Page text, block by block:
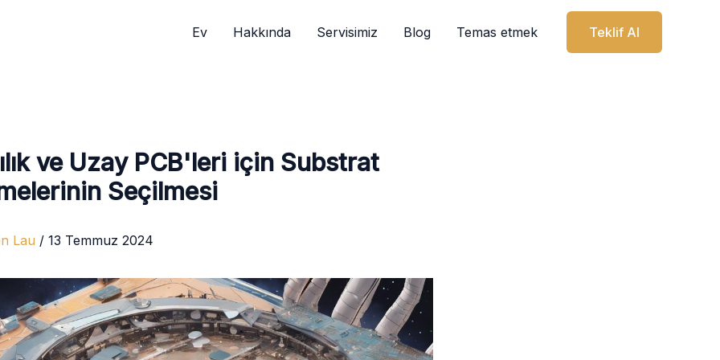
Ev Hakkında Servisimiz Blog Temas etmek Teklif Al
ve Uzay PCB'leri için Substrat
Seçilmesi
Lau / 13 Temmuz 2024